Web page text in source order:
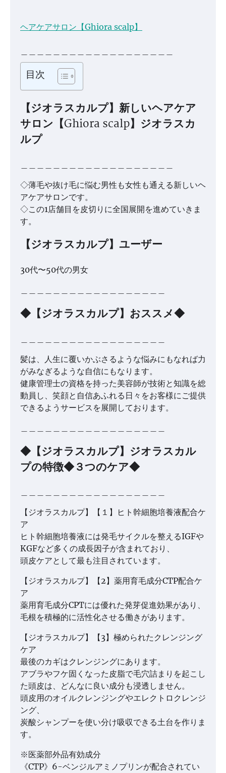
ヘアケアサロン【Ghiora scalp】
目次
【ジオラスカルプ】新しいヘアケア
サロン【Ghiora scalp】ジオラスカ
ルプ
◇薄毛や抜け毛に悩む男性も女性も通える新しいヘ
アケアサロンです。
◇この1店舗目を皮切りに全国展開を進めていきま
す。
【ジオラスカルプ】ユーザー
30代〜50代の男女
◆【ジオラスカルプ】おススメ◆
髪は、人生に覆いかぶさるような悩みにもなれば力
がみなぎるような自信にもなります。
健康管理士の資格を持った美容師が技術と知識を総
動員し、笑顔と自信あふれる日々をお客様にご提供
できるようサービスを展開しております。
◆【ジオラスカルプ】ジオラスカル
プの特徴◆３つのケア◆
【ジオラスカルプ】【１】ヒト幹細胞培養液配合ケ
ア
ヒト幹細胞培養液には発毛サイクルを整えるIGFや
KGFなど多くの成長因子が含まれており、
頭皮ケアとして最も注目されています。
【ジオラスカルプ】【2】薬用育毛成分CTP配合ケ
ア
薬用育毛成分CPTには優れた発芽促進効果があり、
毛根を積極的に活性化させる働きがあります。
【ジオラスカルプ】【3】極められたクレンジング
ケア
最後のカギはクレンジングにあります。
アブラやフケ固くなった皮脂で毛穴詰まりを起こし
た頭皮は、どんなに良い成分も浸透しません。
頭皮用のオイルクレンジングやエレクトロクレンジ
ング、
炭酸シャンプーを使い分け吸収できる土台を作りま
す。
※医薬部外品有効成分
《CTP》6-ベンジルアミノプリンが配合されてい